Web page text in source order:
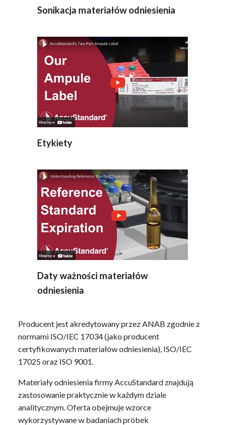
Sonikacja materiałów odniesienia
Etykiety
Daty ważności materiałów
odniesienia
Producent jest akredytowany przez ANAB zgodnie z
normami ISO/IEC 17034 (jako producent
certyfikowanych materiałów odniesienia), ISO/IEC
17025 oraz ISO 9001.
Materiały odniesienia firmy AccuStandard znajdują
zastosowanie praktycznie w każdym dziale
analitycznym. Oferta obejmuje wzorce
wykorzystywane w badaniach próbek